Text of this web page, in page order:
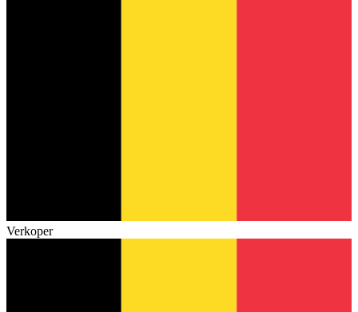
Verkoper